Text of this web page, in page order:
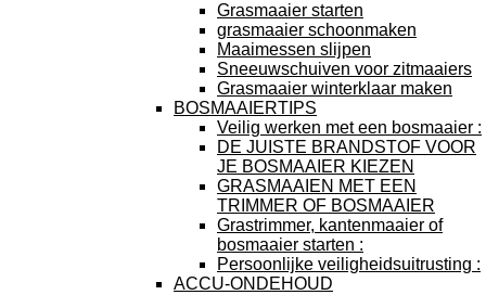
Grasmaaier starten
grasmaaier schoonmaken
Maaimessen slijpen
Sneeuwschuiven voor zitmaaiers
Grasmaaier winterklaar maken
BOSMAAIERTIPS
Veilig werken met een bosmaaier :
DE JUISTE BRANDSTOF VOOR
JE BOSMAAIER KIEZEN
GRASMAAIEN MET EEN
TRIMMER OF BOSMAAIER
Grastrimmer, kantenmaaier of
bosmaaier starten :
Persoonlijke veiligheidsuitrusting :
ACCU-ONDEHOUD